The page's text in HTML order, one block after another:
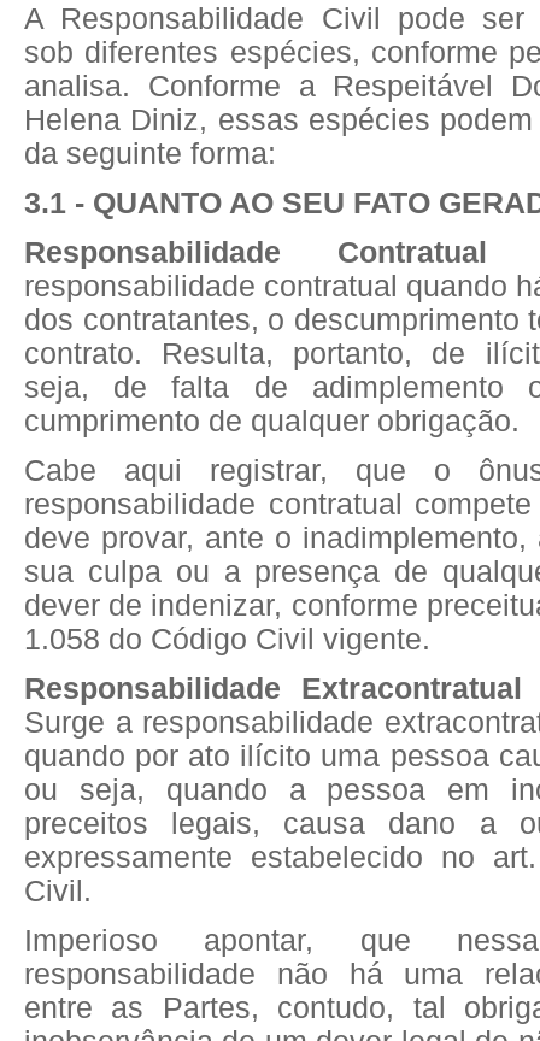
A Responsabilidade Civil pode ser
sob diferentes espécies, conforme
analisa. Conforme a Respeitável
Helena Diniz, essas espécies
da seguinte forma:
3.1 - QUANTO AO SEU FATO
Responsabilidade
responsabilidade contratual quando
dos contratantes, o descumprimento
contrato. Resulta, portanto, de
seja, de falta de adimplemento
cumprimento de qualquer obrigação.
Cabe aqui registrar, que o
responsabilidade contratual
deve provar, ante o
sua culpa ou a presença de
dever de indenizar, conforme
1.058 do Código Civil vigente.
Responsabilidade
Surge a responsabilidade
quando por ato ilícito uma pessoa
ou seja, quando a pessoa em
preceitos legais, causa dano a
expressamente estabelecido no
Civil.
Imperioso apontar, que
responsabilidade não há uma
entre as Partes, contudo, tal